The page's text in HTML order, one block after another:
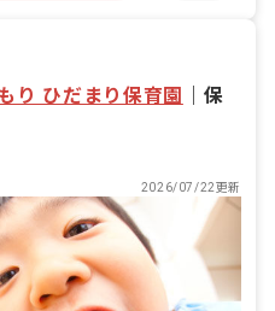
り ひだまり保育園
保
2026/07/22更新